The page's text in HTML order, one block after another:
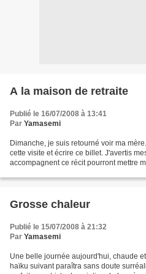
A la maison de retraite
Publié le 16/07/2008 à 13:41
Par Yamasemi
Dimanche, je suis retourné voir ma
cette visite et écrire ce billet. J'avertis
accompagnent ce récit pourront mettre
Grosse chaleur
Publié le 15/07/2008 à 21:32
Par Yamasemi
Une belle journée aujourd'hui, chaude
haïku suivant paraîtra sans doute